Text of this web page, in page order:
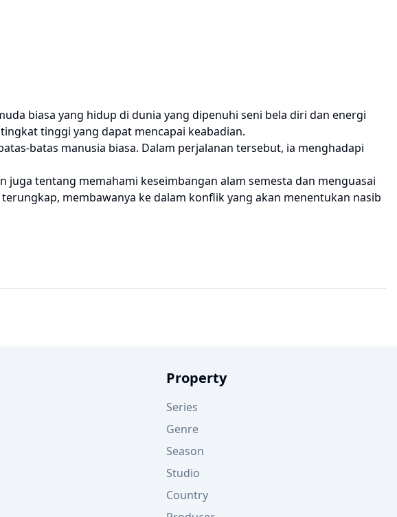
biasa yang hidup di dunia yang dipenuhi seni bela diri dan energi
tinggi yang dapat mencapai keabadian.
batas manusia biasa. Dalam perjalanan tersebut, ia menghadapi
tentang memahami keseimbangan alam semesta dan menguasai
membawanya ke dalam konflik yang akan menentukan nasib
Property
Series
Genre
Season
Studio
Country